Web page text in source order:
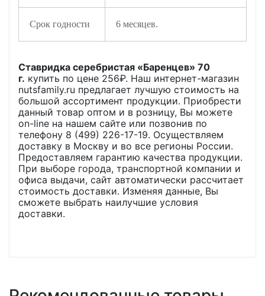
Срок годности 6 месяцев.
Ставридка серебристая «Баренцев» 70
г. купить по цене 256₽. Наш интернет-магазин
nutsfamily.ru предлагает лучшую стоимость на
большой ассортимент продукции. Приобрести
данный товар оптом и в розницу, Вы можете
on-line на нашем сайте или позвонив по
телефону 8 (499) 226-17-19. Осуществляем
доставку в Москву и во все регионы России.
Предоставляем гарантию качества продукции.
При выборе города, транспортной компании и
офиса выдачи, сайт автоматически рассчитает
стоимость доставки. Изменяя данные, Вы
сможете выбрать наилучшие условия
доставки.